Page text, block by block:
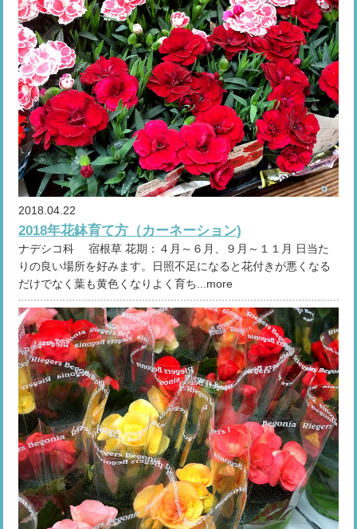
2018.04.22
2018年花鉢育て方（カーネーション)
ナデシコ科 宿根草 花期：４月～６月、９月～１１月 日当た
りの良い場所を好みます。日照不足になると花付きが悪くなる
だけでなく葉も黄色くなりよく育ち...more